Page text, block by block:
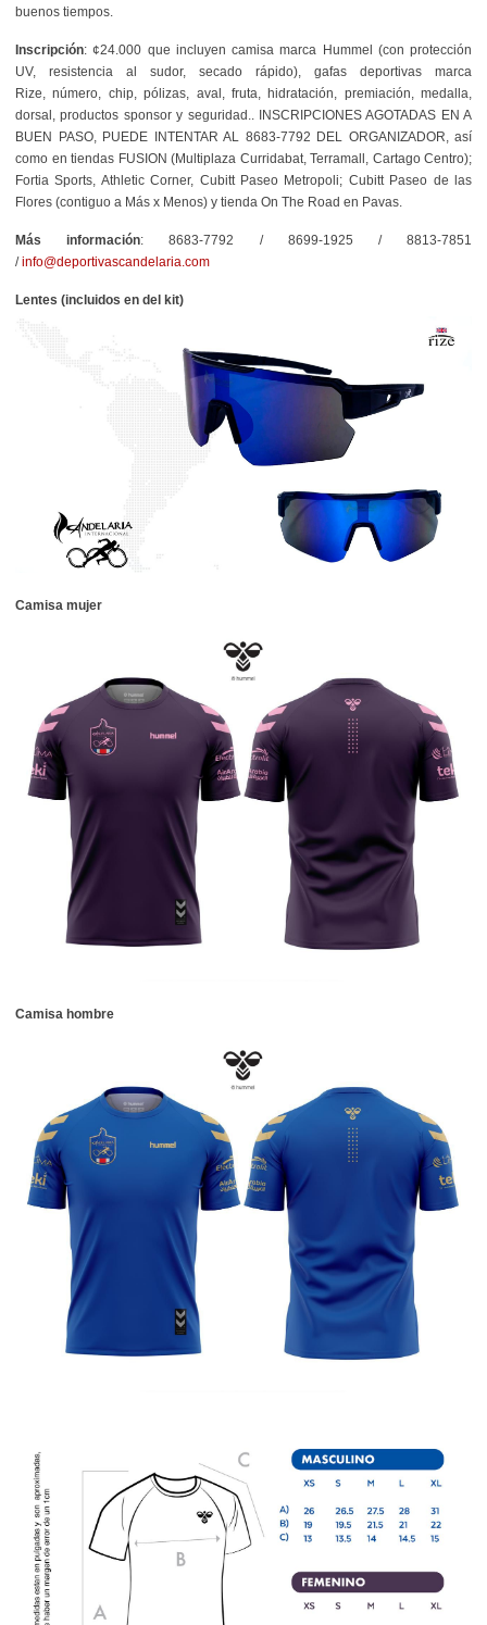
buenos tiempos.
Inscripción: ¢24.000 que incluyen camisa marca Hummel (con protección
UV, resistencia al sudor, secado rápido), gafas deportivas marca
Rize, número, chip, pólizas, aval, fruta, hidratación, premiación, medalla,
dorsal, productos sponsor y seguridad.. INSCRIPCIONES AGOTADAS EN A
BUEN PASO, PUEDE INTENTAR AL 8683-7792 DEL ORGANIZADOR, así
como en tiendas FUSION (Multiplaza Curridabat, Terramall, Cartago Centro);
Fortia Sports, Athletic Corner, Cubitt Paseo Metropoli; Cubitt Paseo de las
Flores (contiguo a Más x Menos) y tienda On The Road en Pavas.
Más información: 8683-7792 / 8699-1925 / 8813-7851
/info@deportivascandelaria.com
Lentes (incluidos en del kit)
Camisa mujer
Camisa hombre